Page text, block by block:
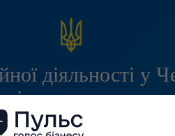
діяльності у
з питань праці